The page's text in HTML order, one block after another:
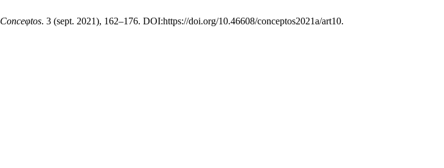
Conceφtos. 3 (sept. 2021), 162–176. DOI:https://doi.org/10.46608/conceptos2021a/art10.